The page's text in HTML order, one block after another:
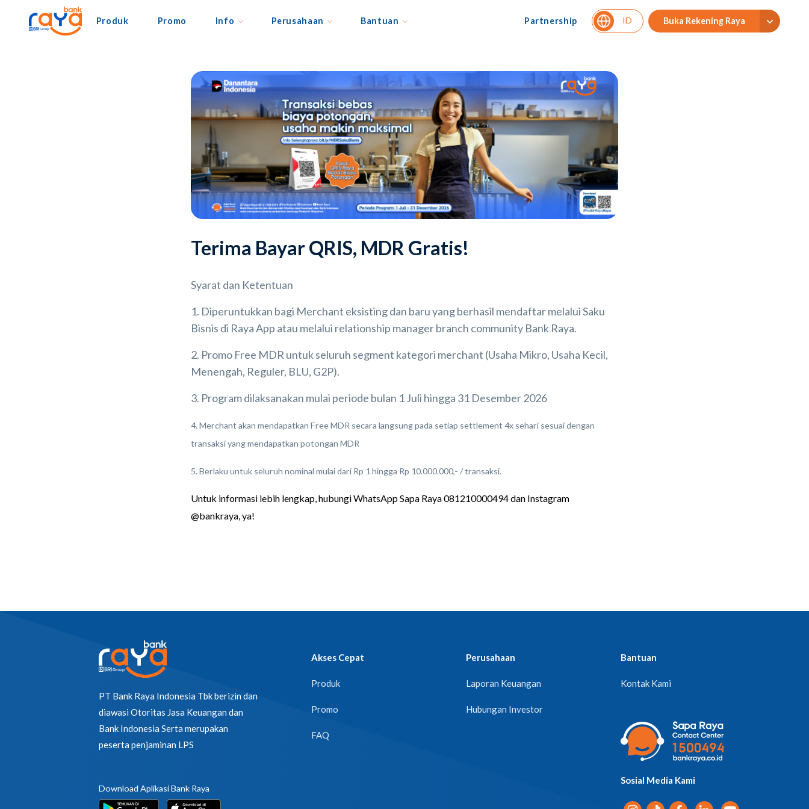
Produk Promo Info Perusahaan Bantuan Partnership ID Buka Rekening Raya
Terima Bayar QRIS, MDR Gratis!
Syarat dan Ketentuan
1. Diperuntukkan bagi Merchant eksisting dan baru yang berhasil mendaftar melalui Saku
Bisnis di Raya App atau melalui relationship manager branch community Bank Raya.
2. Promo Free MDR untuk seluruh segment kategori merchant (Usaha Mikro, Usaha Kecil,
Menengah, Reguler, BLU, G2P).
3. Program dilaksanakan mulai periode bulan 1 Juli hingga 31 Desember 2026
4. Merchant akan mendapatkan Free MDR secara langsung pada setiap settlement 4x sehari sesuai dengan
transaksi yang mendapatkan potongan MDR
5. Berlaku untuk seluruh nominal mulai dari Rp 1 hingga Rp 10.000.000,- / transaksi.
Untuk informasi lebih lengkap, hubungi WhatsApp Sapa Raya 081210000494 dan Instagram
@bankraya, ya!
PT Bank Raya Indonesia Tbk berizin dan
diawasi Otoritas Jasa Keuangan dan
Bank Indonesia Serta merupakan
peserta penjaminan LPS
Download Aplikasi Bank Raya
Akses Cepat
Produk
Promo
FAQ
Perusahaan
Laporan Keuangan
Hubungan Investor
Bantuan
Kontak Kami
Sosial Media Kami